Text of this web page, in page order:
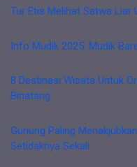
Tur Etis Melihat Satwa Liar
Info Mudik 2025: Mudik
8 Destinasi Wisata Untuk
Binatang
Gunung Paling
Setidaknya Sekali